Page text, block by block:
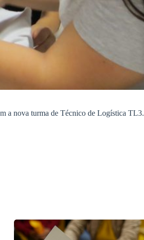
a nova turma de Técnico de Logística TL3.